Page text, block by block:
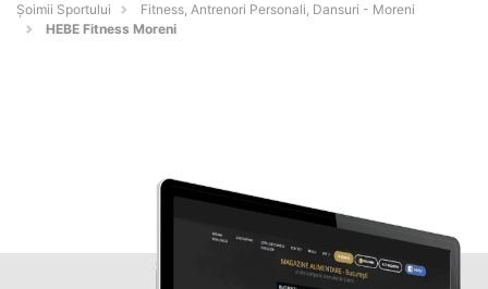
Șoimii Sportului
Fitness, Antrenori Personali, Dansuri - Moreni
HEBE Fitness Moreni